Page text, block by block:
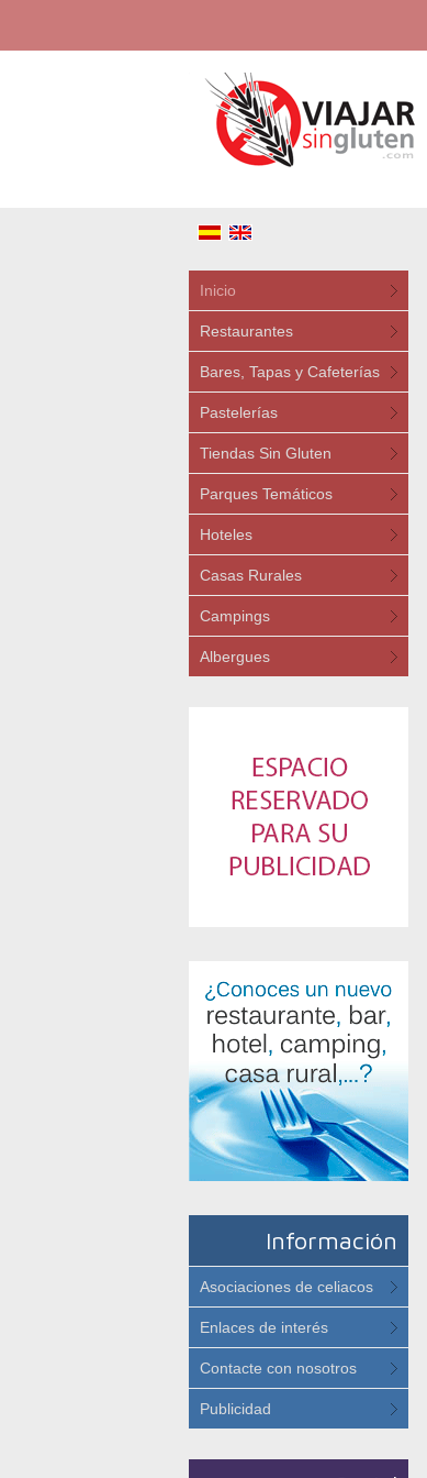
Inicio
Restaurantes
Bares, Tapas y Cafeterías
Pastelerías
Tiendas Sin Gluten
Parques Temáticos
Hoteles
Casas Rurales
Campings
Albergues
Información
Asociaciones de celiacos
Enlaces de interés
Contacte con nosotros
Publicidad